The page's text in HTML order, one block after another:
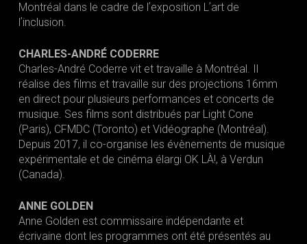
Montréal dans le cadre de lʼexposition Lʼart de
lʼinclusion.
CHARLES-ANDRÉ CODERRE
Charles-André Coderre vit et travaille à Montréal. Il
réalise des films et travaille sur des projections 16mm
en direct pour plusieurs performances et concerts de
musique. Ses films sont distribués par Light Cone
(Paris), CFMDC (Toronto) et Vidéographe (Montréal).
Depuis 2017, il co-organise les évènements de musique
expérimentale et de cinéma élargi OK LÀ!, à Verdun
(Canada).
ANNE GOLDEN
Anne Golden est commissaire indépendante et
écrivaine dont les programmes ont été présentés au